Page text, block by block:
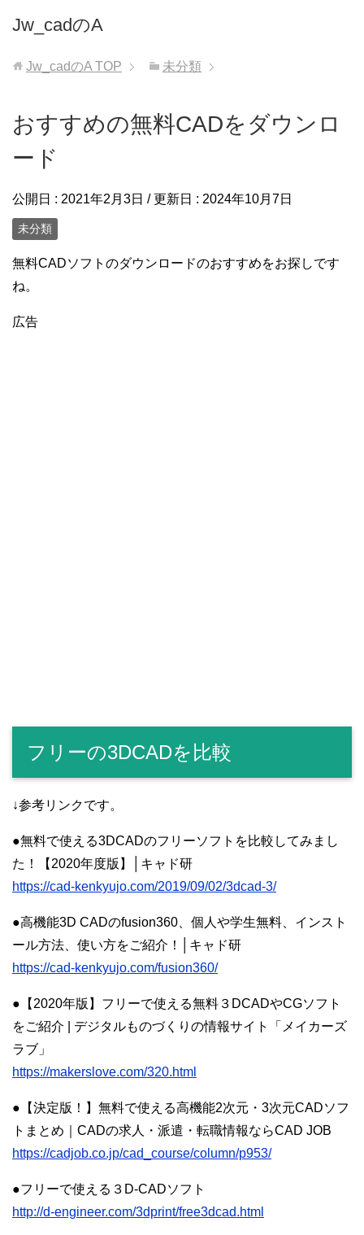
Jw_cadのA
Jw_cadのA TOP 未分類
おすすめの無料CADをダウンロ
ード
公開日 : 2021年2月3日 / 更新日 : 2024年10月7日
未分類
無料CADソフトのダウンロードのおすすめをお探しです
ね。
広告
フリーの3DCADを比較
↓参考リンクです。
●無料で使える3DCADのフリーソフトを比較してみまし
た！【2020年度版】│キャド研
https://cad-kenkyujo.com/2019/09/02/3dcad-3/
●高機能3D CADのfusion360、個人や学生無料、インスト
ール方法、使い方をご紹介！│キャド研
https://cad-kenkyujo.com/fusion360/
●【2020年版】フリーで使える無料３DCADやCGソフト
をご紹介 | デジタルものづくりの情報サイト「メイカーズ
ラブ」
https://makerslove.com/320.html
●【決定版！】無料で使える高機能2次元・3次元CADソフ
トまとめ｜CADの求人・派遣・転職情報ならCAD JOB
https://cadjob.co.jp/cad_course/column/p953/
●フリーで使える３D-CADソフト
http://d-engineer.com/3dprint/free3dcad.html